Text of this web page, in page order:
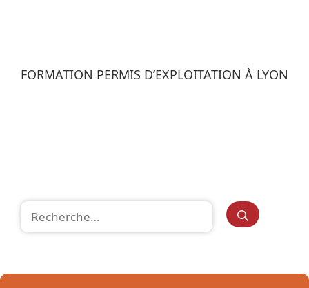
FORMATION PERMIS D’EXPLOITATION À LYON